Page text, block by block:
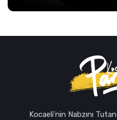
Kocaeli'nin Nabzını